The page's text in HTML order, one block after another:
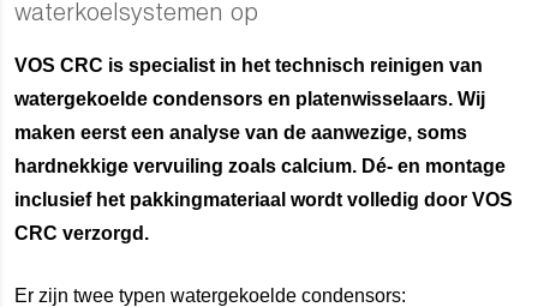
waterkoelsystemen op
VOS CRC is specialist in het technisch reinigen van
watergekoelde condensors en platenwisselaars. Wij
maken eerst een analyse van de aanwezige, soms
hardnekkige vervuiling zoals calcium. Dé- en montage
inclusief het pakkingmateriaal wordt volledig door VOS
CRC verzorgd.
Er zijn twee typen watergekoelde condensors: